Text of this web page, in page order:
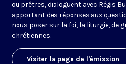
ou prêtres, dialoguent avec Régis
apportant des réponses aux
nous poser sur la foi, la liturgie, de
chrétiennes.
Visiter la page de l'émission